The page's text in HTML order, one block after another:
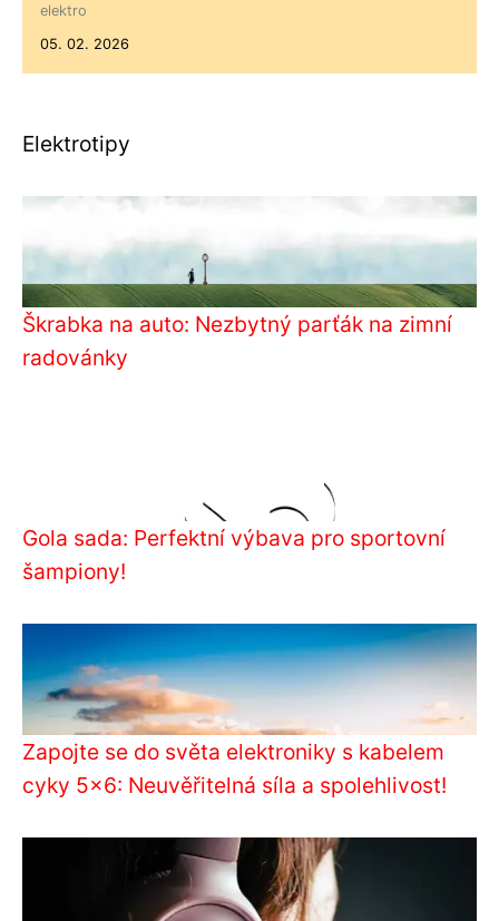
elektro
05. 02. 2026
Elektrotipy
Škrabka na auto: Nezbytný parťák na zimní
radovánky
Gola sada: Perfektní výbava pro sportovní
šampiony!
Zapojte se do světa elektroniky s kabelem
cyky 5x6: Neuvěřitelná síla a spolehlivost!